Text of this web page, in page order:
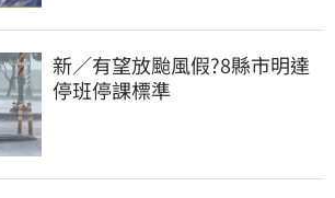
新／有望放颱風假?8縣市明達
停班停課標準